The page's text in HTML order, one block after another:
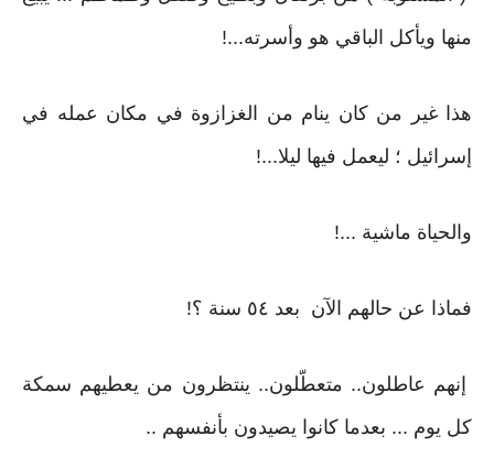
منها ويأكل الباقي هو وأسرته...!
هذا غير من كان ينام من الغزازوة في مكان عمله في
إسرائيل ؛ ليعمل فيها ليلا...!
والحياة ماشية ...!
فماذا عن حالهم الآن بعد ٥٤ سنة ؟!
إنهم عاطلون.. متعطّلون.. ينتظرون من يعطيهم سمكة
كل يوم ... بعدما كانوا يصيدون بأنفسهم ..